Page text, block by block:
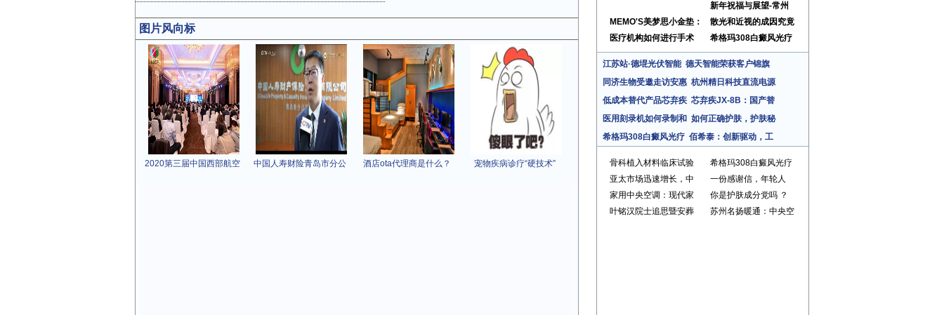
图片风向标
2020第三届中国西部航空 中国人寿财险青岛市分公 酒店ota代理商是什么？ 宠物疾病诊疗“硬技术”
新年祝福与展望-常州
MEMO'S美梦思小金垫：
散光和近视的成因究竟
医疗机构如何进行手术
希格玛308白癜风光疗
江苏站·德堒光伏智能 德天智能荣获客户锦旗
同济生物受邀走访安惠 杭州精日科技直流电源
低成本替代产品芯弃疾 芯弃疾JX-8B：国产替
医用刻录机如何录制和 如何正确护肤，护肤秘
希格玛308白癜风光疗 佰希泰：创新驱动，工
骨科植入材料临床试验
希格玛308白癜风光疗
亚太市场迅速增长，中
一份感谢信，年轮人
家用中央空调：现代家
你是护肤成分党吗 ？
叶铭汉院士追思暨安葬
苏州名扬暖通：中央空